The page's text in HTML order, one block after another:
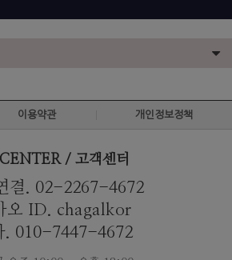
이용약관 개인정보정책
/ 고객센터
결. 02-2267-4672
오 ID. chagalkor
. 010-7447-4672